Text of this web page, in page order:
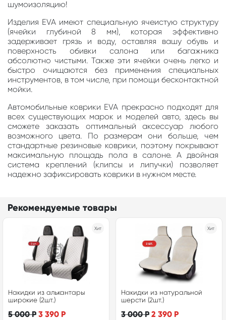
шумоизоляцию!
Изделия EVA имеют специальную ячеистую структуру
(ячейки глубиной 8 мм), которая эффективно
задерживает грязь и воду, оставляя вашу обувь и
поверхность обивки салона или багажника
абсолютно чистыми. Также эти ячейки очень легко и
быстро очищаются без применения специальных
инструментов, в том числе, при помощи бесконтактной
мойки.
Автомобильные коврики EVA прекрасно подходят для
всех существующих марок и моделей авто, здесь вы
сможете заказать оптимальный аксессуар любого
возможного цвета. По размерам они больше, чем
стандартные резиновые коврики, поэтому покрывают
максимальную площадь пола в салоне. А двойная
система креплений (клипсы и липучки) позволяет
надежно зафиксировать коврики в нужном месте.
Рекомендуемые товары
Хит
Накидки из алькантары
широкие (2шт.)
5 000Р 3 390 Р
Хит
Накидки из натуральной
шерсти (2шт.)
3 000Р 2 390 Р